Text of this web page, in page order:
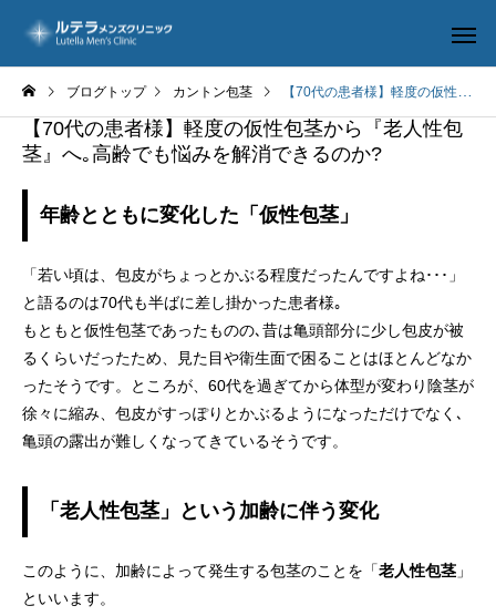
長茎手術 修正手
ブログトップ カントン包茎 【70代の患者様】軽度の仮性包茎から『老人性包茎』へ｡高齢でも悩みを解消できるのか?
【70代の患者様】軽度の仮性包茎から『老人性包
茎』へ｡高齢でも悩みを解消できるのか?
年齢とともに変化した「仮性包茎」
「若い頃は、包皮がちょっとかぶる程度だったんですよね･･･」
と語るのは70代も半ばに差し掛かった患者様｡
もともと仮性包茎であったものの､昔は亀頭部分に少し包皮が被
るくらいだったため、見た目や衛生面で困ることはほとんどなか
ったそうです。ところが、60代を過ぎてから体型が変わり陰茎が
徐々に縮み、包皮がすっぽりとかぶるようになっただけでなく､
亀頭の露出が難しくなってきているそうです。
「老人性包茎」という加齢に伴う変化
このように、加齢によって発生する包茎のことを「老人性包茎 」
といいます。